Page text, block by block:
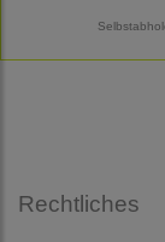
Rechtliches